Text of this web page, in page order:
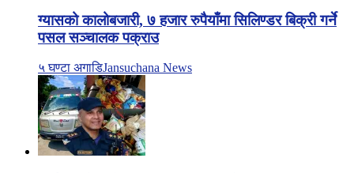
ग्यासको कालोबजारी, ७ हजार रुपैयाँमा सिलिण्डर बिक्री गर्ने
पसल सञ्चालक पक्राउ
५ घण्टा अगाडिJansuchana News